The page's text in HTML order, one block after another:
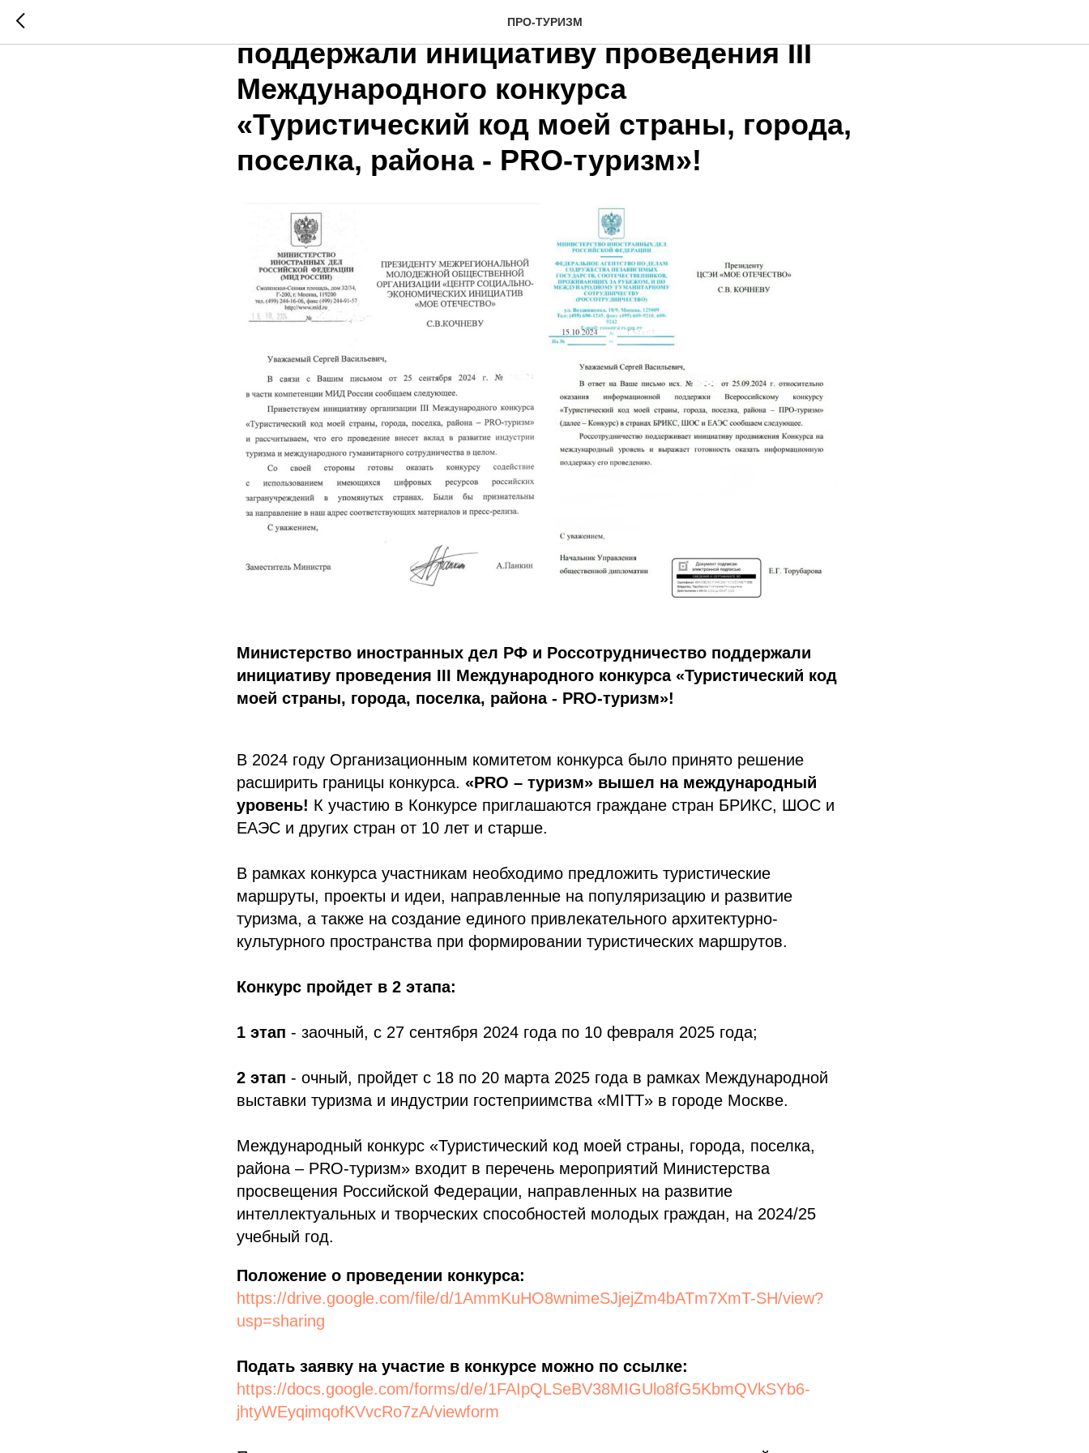
ПРО-ТУРИЗМ
МИД РФ и Россотрудничество
поддержали инициативу проведения III
Международного конкурса
«Туристический код моей страны, города,
поселка, района - PRO-туризм»!
Министерство иностранных дел РФ и Россотрудничество поддержали
инициативу проведения III Международного конкурса «Туристический код
моей страны, города, поселка, района - PRO-туризм»!
В 2024 году Организационным комитетом конкурса было принято решение
расширить границы конкурса. «PRO – туризм» вышел на международный
уровень! К участию в Конкурсе приглашаются граждане стран БРИКС, ШОС и
ЕАЭС и других стран от 10 лет и старше.
В рамках конкурса участникам необходимо предложить туристические
маршруты, проекты и идеи, направленные на популяризацию и развитие
туризма, а также на создание единого привлекательного архитектурно-
культурного пространства при формировании туристических маршрутов.
Конкурс пройдет в 2 этапа:
1 этап - заочный, с 27 сентября 2024 года по 10 февраля 2025 года;
2 этап - очный, пройдет с 18 по 20 марта 2025 года в рамках Международной
выставки туризма и индустрии гостеприимства «MITT» в городе Москве.
Международный конкурс «Туристический код моей страны, города, поселка,
района – PRO-туризм» входит в перечень мероприятий Министерства
просвещения Российской Федерации, направленных на развитие
интеллектуальных и творческих способностей молодых граждан, на 2024/25
учебный год.
Положение о проведении конкурса:
https://drive.google.com/file/d/1AmmKuHO8wnimeSJjejZm4bATm7XmT-SH/view?
usp=sharing
Подать заявку на участие в конкурсе можно по ссылке:
https://docs.google.com/forms/d/e/1FAIpQLSeBV38MIGUlo8fG5KbmQVkSYb6-
jhtyWEyqimqofKVvcRo7zA/viewform